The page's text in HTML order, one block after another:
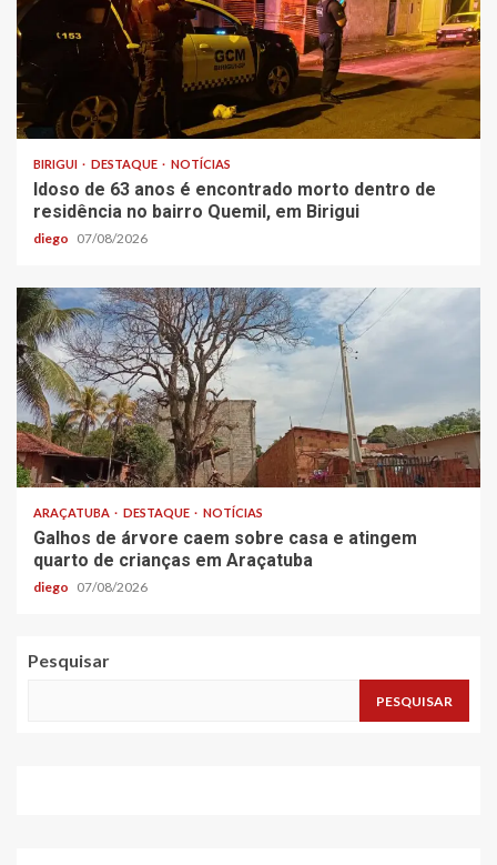
BIRIGUI DESTAQUE NOTÍCIAS
Idoso de 63 anos é encontrado morto dentro de
residência no bairro Quemil, em Birigui
diego 07/08/2026
ARAÇATUBA DESTAQUE NOTÍCIAS
Galhos de árvore caem sobre casa e atingem
quarto de crianças em Araçatuba
diego 07/08/2026
Pesquisar
PESQUISAR